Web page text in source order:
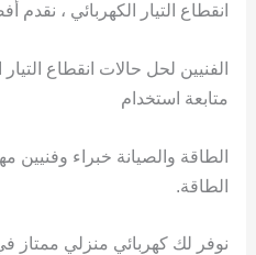
انقطاع التيار الكهربائي ، نقدم
الفنيين لحل حالات انقطاع
متابعة استخدام
الطاقة والصيانة خبراء وفنيين
الطاقة.
نوفر لك كهربائي منزلي ممتاز